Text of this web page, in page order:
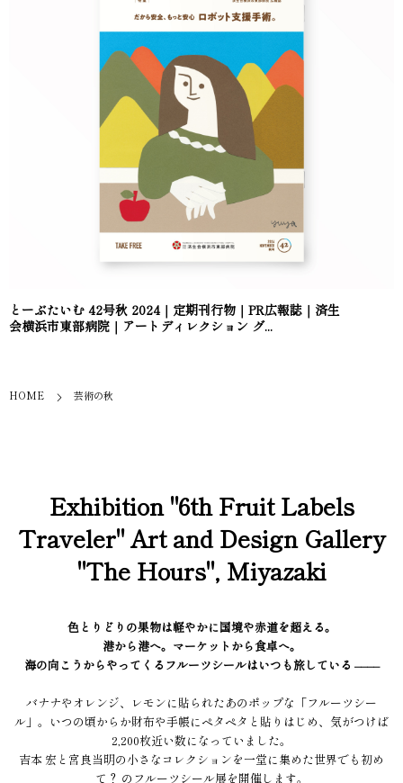
とーぶたいむ 42号秋 2024｜定期刊行物｜PR広報誌｜済生
会横浜市東部病院｜アートディレクション グ...
HOME 芸術の秋
Exhibition "6th Fruit Labels
Traveler" Art and Design Gallery
"The Hours", Miyazaki
色とりどりの果物は軽やかに国境や赤道を超える。
港から港へ。マーケットから食卓へ。
海の向こうからやってくるフルーツシールはいつも旅している ––––
バナナやオレンジ、レモンに貼られたあのポップな「フルーツシー
ル」。いつの頃からか財布や手帳にペタペタと貼りはじめ、気がつけば
2,200枚近い数になっていました。
吉本 宏と宮良当明の小さなコレクションを一堂に集めた世界でも初め
て？ のフルーツシール展を開催します。